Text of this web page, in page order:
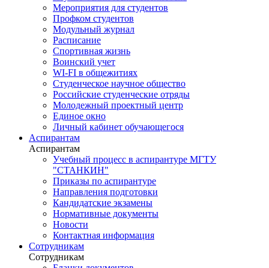
Мероприятия для студентов
Профком студентов
Модульный журнал
Расписание
Спортивная жизнь
Воинский учет
WI-FI в общежитиях
Студенческое научное общество
Российские студенческие отряды
Молодежный проектный центр
Единое окно
Личный кабинет обучающегося
Аспирантам
Аспирантам
Учебный процесс в аспирантуре МГТУ
"СТАНКИН"
Приказы по аспирантуре
Направления подготовки
Кандидатские экзамены
Нормативные документы
Новости
Контактная информация
Сотрудникам
Сотрудникам